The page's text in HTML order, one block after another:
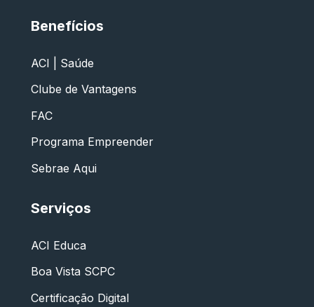
Benefícios
ACI | Saúde
Clube de Vantagens
FAC
Programa Empreender
Sebrae Aqui
Serviços
ACI Educa
Boa Vista SCPC
Certificação Digital